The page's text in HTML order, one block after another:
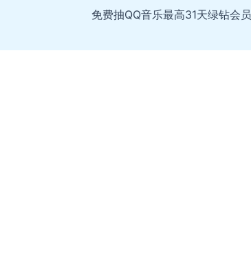
免费抽QQ音乐最高31天绿钻会员